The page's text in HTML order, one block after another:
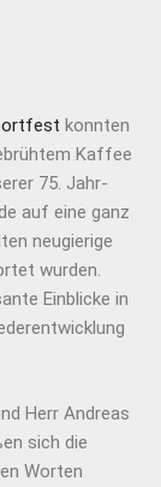
konnten
Kaffee
75. Jahr-
auf eine ganz
neugierige
wurden.
Einblicke in
Herr Andreas
sich die
Worten